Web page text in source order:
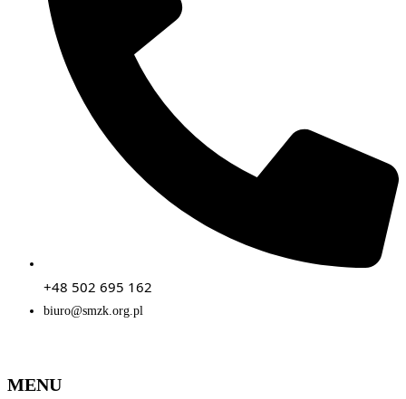
+48 502 695 162
biuro@smzk.org.pl
MENU